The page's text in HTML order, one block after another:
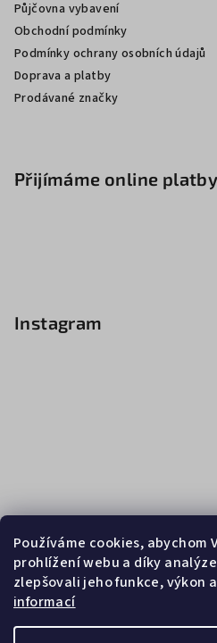
Používáme cookies, abychom
prohlížení webu a díky
zlepšovali jeho funkce, výkon
informací
Půjčovna vybavení
Obchodní podmínky
Podmínky ochrany osobních údajů
Doprava a platby
Prodávané značky
Přijímáme online platby
Instagram